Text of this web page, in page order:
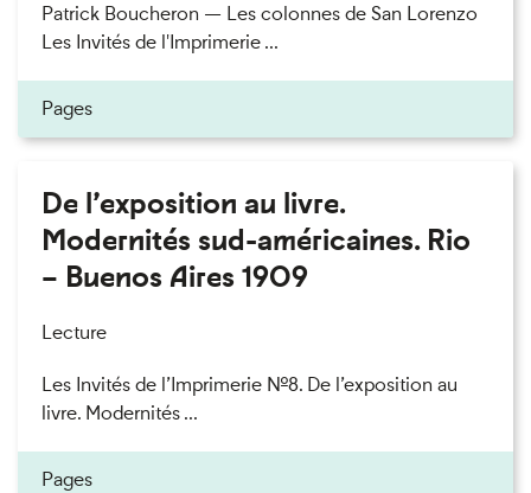
Patrick Boucheron — Les colonnes de San Lorenzo
Les Invités de l'Imprimerie ...
Pages
De l’exposition au livre.
Modernités sud-américaines. Rio
– Buenos Aires 1909
Lecture
Les Invités de l’Imprimerie n°8. De l’exposition au
livre. Modernités ...
Pages